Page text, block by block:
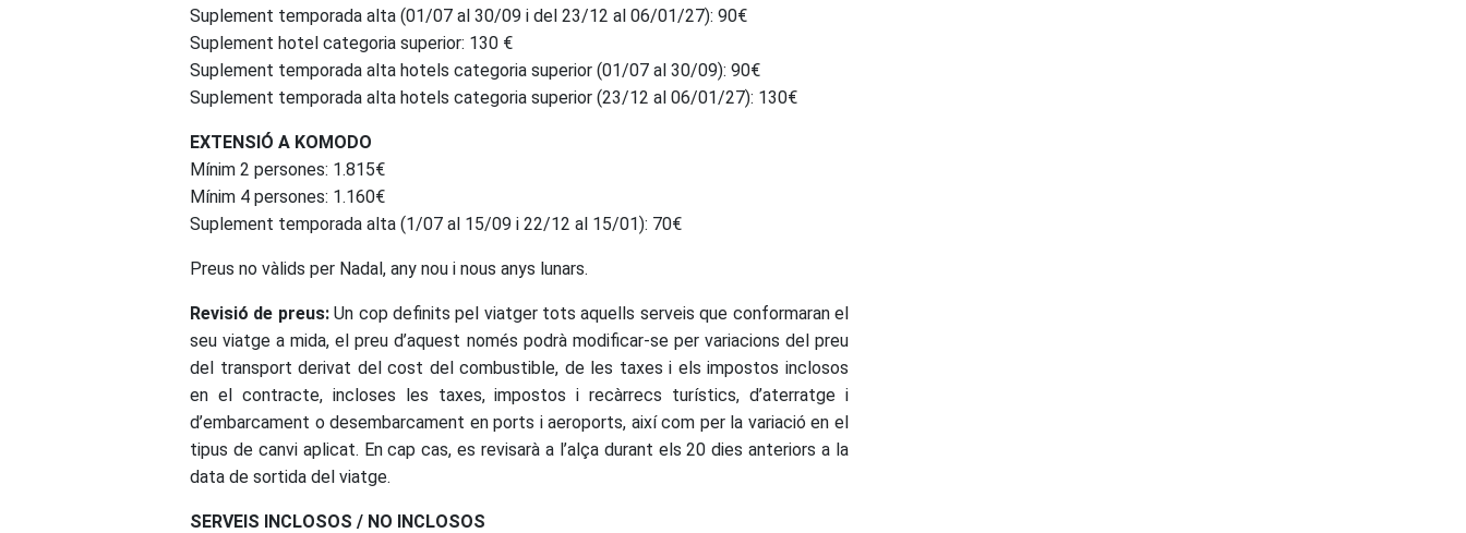
Suplement temporada alta (01/07 al 30/09 i del 23/12 al 06/01/27): 90€
Suplement hotel categoria superior: 130 €
Suplement temporada alta hotels categoria superior (01/07 al 30/09): 90€
Suplement temporada alta hotels categoria superior (23/12 al 06/01/27): 130€
EXTENSIÓ A KOMODO
Mínim 2 persones: 1.815€
Mínim 4 persones: 1.160€
Suplement temporada alta (1/07 al 15/09 i 22/12 al 15/01): 70€
Preus no vàlids per Nadal, any nou i nous anys lunars.
Revisió de preus:Un cop definits pel viatger tots aquells serveis que conformaran el
seu viatge a mida, el preu d’aquest només podrà modificar-se per variacions del preu
del transport derivat del cost del combustible, de les taxes i els impostos inclosos
en el contracte, incloses les taxes, impostos i recàrrecs turístics, d’aterratge i
d’embarcament o desembarcament en ports i aeroports, així com per la variació en el
tipus de canvi aplicat. En cap cas, es revisarà a l’alça durant els 20 dies anteriors a la
data de sortida del viatge.
SERVEIS INCLOSOS / NO INCLOSOS